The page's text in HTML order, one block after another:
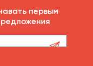
первым